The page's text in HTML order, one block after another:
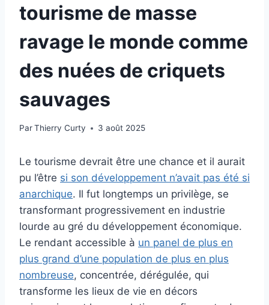
tourisme de masse
ravage le monde comme
des nuées de criquets
sauvages
ParThierry Curty 3 août 2025
Le tourisme devrait être une chance et il aurait
pu l’être si son développement n’avait pas été si
anarchique. Il fut longtemps un privilège, se
transformant progressivement en industrie
lourde au gré du développement économique.
Le rendant accessible à un panel de plus en
plus grand d’une population de plus en plus
nombreuse, concentrée, dérégulée, qui
transforme les lieux de vie en décors